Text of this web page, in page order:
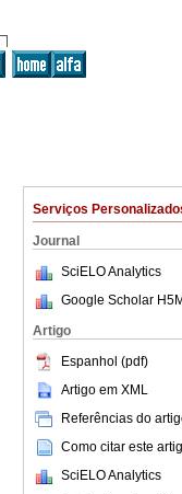
Serviços
Journal
SciELO Analytics
Google Scholar
Artigo
Espanhol (pdf)
Artigo em XML
Referências do
Como citar este
SciELO Analytics